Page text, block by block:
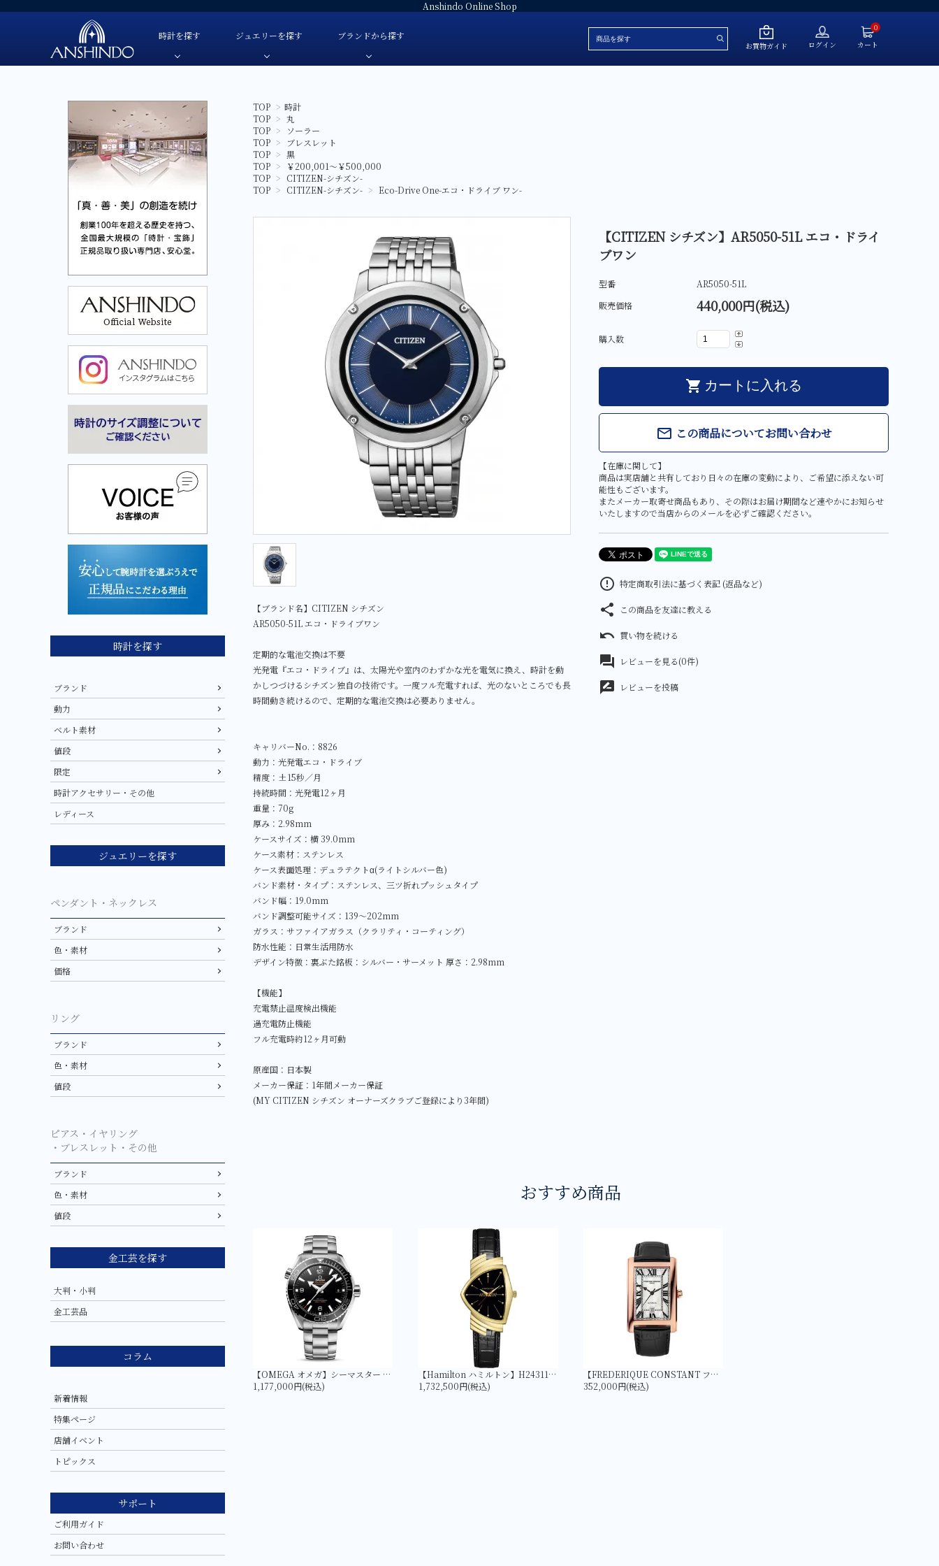
Anshindo Online Shop
時計を探す
TUDOR-チューダー
OMEGA-オメガ-
HAMILTON-ハミルトン-
G-SHOCK-ジーショック-
GARMIN-ガーミン-
FREDERIQUE CONSTANT-
フレデリック・コンスタント-
CITIZEN-シチズン-
SEIKO-セイコー-
Cuervo y Sobrinos-クエル
ボ・イ・ソブリノス-
自動巻き
手巻き
クオーツ
ソーラー
ファブリック
レディース
ジュエリーを探す
色・素材
価格
ブランド
色・素材
価格
ブランド
ブランドから探す
TUDOR-チューダー-
OMEGA-オメガ-
HAMILTON-ハミルトン-
G-SHOCK-ジーショック-
GARMIN-ガーミン-
FREDERIQUE CONSTANT-フレデリック・コンスタント-
CAMPANOLA-カンパノラ-
CITIZEN-シチズン-
SEIKO-セイコー-
Cuervo y Sobrinos-クエルボ・イ・ソブリノス-
E'NOS-イーノス-
Sweet 10 Diamond-スイートテンダイヤモンド-
SUWA-スワ-
AbHeri-アベリ-
大判・小判
金工芸品
お買物ガイド ログイン
0
カート
TOP > 時計
TOP > 丸
TOP >
ソーラー
TOP >
ブレスレット
TOP > 黒
TOP >
￥200,001～￥500,000
TOP > CITIZEN-シチズン-
TOP > CITIZEN-シチズン- > Eco-Drive One-エコ・ドライブ ワン-
【ブランド名】CITIZEN シチズン
AR5050-51L エコ・ドライブワン
定期的な電池交換は不要
光発電『エコ・ドライブ』は、太陽光や室内のわずかな光を電気に換え、時計を動
かしつづけるシチズン独自の技術です。一度フル充電すれば、光のないところでも長
時間動き続けるので、定期的な電池交換は必要ありません。
キャリバーNo.：8826
動力：光発電エコ・ドライブ
精度：±15秒／月
持続時間：光発電12ヶ月
重量：70g
厚み：2.98mm
ケースサイズ：横 39.0mm
ケース素材：ステンレス
ケース表面処理：デュラテクトα(ライトシルバー色)
バンド素材・タイプ：ステンレス、三ツ折れプッシュタイプ
バンド幅：19.0mm
バンド調整可能サイズ：139～202mm
ガラス：サファイアガラス（クラリティ・コーティング）
防水性能：日常生活用防水
デザイン特徴：裏ぶた銘板：シルバー・サーメット 厚さ：2.98mm
【機能】
充電禁止温度検出機能
過充電防止機能
フル充電時約12ヶ月可動
原産国：日本製
メーカー保証：1年間メーカー保証
(MY CITIZEN シチズン オーナーズクラブご登録により3年間)
【CITIZEN シチズン】AR5050-51L エコ・ドライ
ブワン
型番
AR5050-51L
販売価格
440,000円(税込)
購入数
shopping_cart カートに入れる
mail_outline この商品についてお問い合わせ
【在庫に関して】
商品は実店舗と共有しており日々の在庫の変動により、ご希望に添えない可
能性もございます。
またメーカー取寄せ商品もあり、その際はお届け期間など速やかにお知らせ
いたしますので当店からのメールを必ずご確認ください。
error_outline 特定商取引法に基づく表記 (返品など)
share この商品を友達に教える
undo 買い物を続ける
forum レビューを見る(0件)
rate_review レビューを投稿
おすすめ商品
【OMEGA オメガ】シーマスター PLANET OCEAN 600M コーアクシャル マスター クロノメーター 43.5MM 215.30.44.21.01.001
1,177,000円(税込)
【Hamilton ハミルトン】H24311730 ベンチュラ Quartz Gold | LIMITED EDITION
1,732,500円(税込)
【FREDERIQUE CONSTANT フレデリック・コンスタント】FC-303MPW4C4 クラシック カレ オートマチック 日本限定
352,000円(税込)
時計を探す
ブランド
動力
ベルト素材
値段
限定
時計アクセサリー・その他
レディース
ジュエリーを探す
ペンダント・ネックレス
ブランド
色・素材
価格
リング
ブランド
色・素材
値段
ピアス・イヤリング
・ブレスレット・その他
ブランド
色・素材
値段
金工芸を探す
大判・小判
金工芸品
コラム
新着情報
特集ページ
店舗イベント
トピックス
サポート
ご利用ガイド
お問い合わせ